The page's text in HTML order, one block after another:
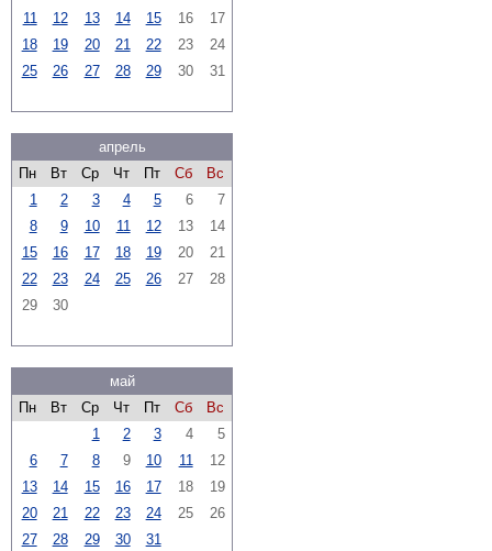
11
12 13 14 15 16
17
18
19 20 21 22 23
24
25
26 27 28 29 30 31
апрель
Пн
Вт Ср Чт Пт Сб
Вс
1
2 3 4 5 6
7
8
9 10 11 12 13
14
15
16 17 18 19 20
21
22
23 24 25 26 27
28
29
30
май
Пн
Вт Ср Чт Пт Сб
Вс
1
2 3 4
5
6
7 8 9 10 11
12
13
14 15 16 17 18
19
20
21 22 23 24 25
26
27
28 29 30 31